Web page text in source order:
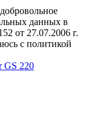
данных в
от 27.07.2006 г.
с политикой
GS 220